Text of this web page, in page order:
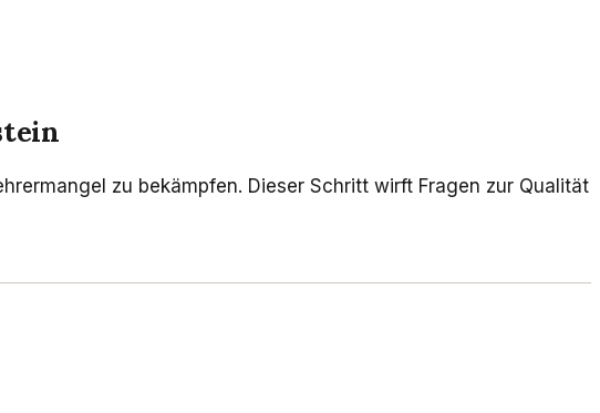
zu bekämpfen. Dieser Schritt wirft Fragen zur Qualität